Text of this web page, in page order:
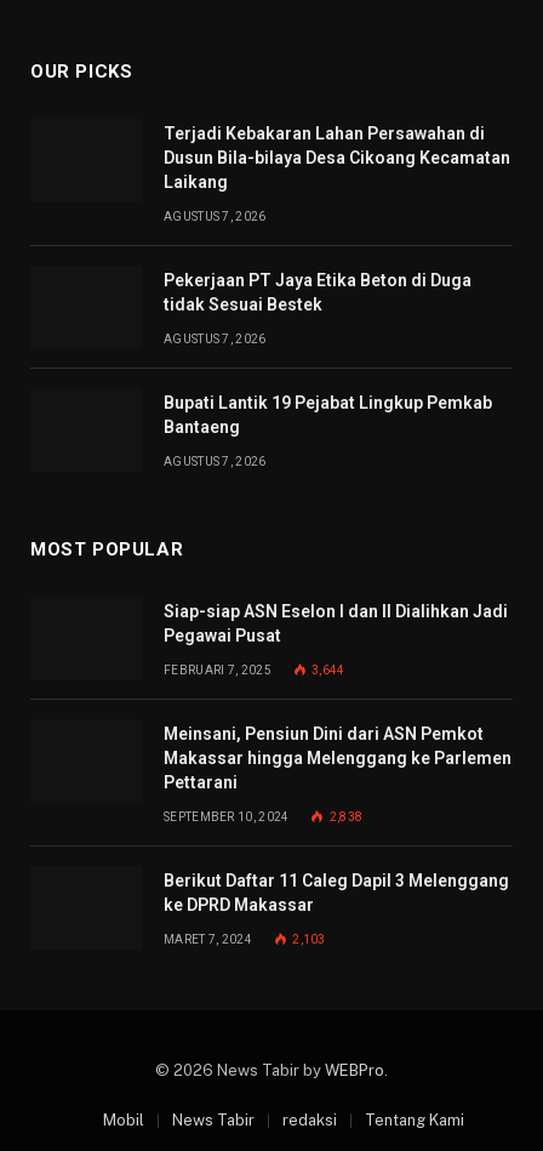
OUR PICKS
Terjadi Kebakaran Lahan Persawahan di
Dusun Bila-bilaya Desa Cikoang Kecamatan
Laikang
AGUSTUS 7, 2026
Pekerjaan PT Jaya Etika Beton di Duga
tidak Sesuai Bestek
AGUSTUS 7, 2026
Bupati Lantik 19 Pejabat Lingkup Pemkab
Bantaeng
AGUSTUS 7, 2026
MOST POPULAR
Siap-siap ASN Eselon I dan II Dialihkan Jadi
Pegawai Pusat
FEBRUARI 7, 2025 3,644
Meinsani, Pensiun Dini dari ASN Pemkot
Makassar hingga Melenggang ke Parlemen
Pettarani
SEPTEMBER 10, 2024 2,838
Berikut Daftar 11 Caleg Dapil 3 Melenggang
ke DPRD Makassar
MARET 7, 2024 2,103
© 2026 News Tabir by WEBPro
Mobil News Tabir redaksi Tentang Kami